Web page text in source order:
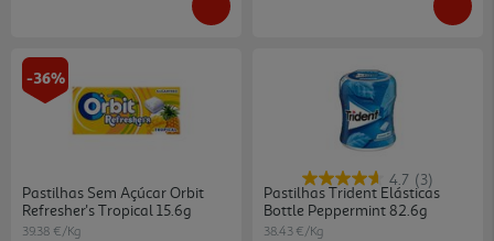
-36%
Pastilhas Sem Açúcar Orbit
Refresher's Tropical 15.6g
39.38 €/Kg
4.7 (3)
Pastilhas Trident Elásticas
Bottle Peppermint 82.6g
38.43 €/Kg